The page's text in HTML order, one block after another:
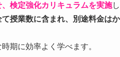
検定強化カリキュラムを実施
授業数に含まれ、別途料金は
期に効率よく学べます。